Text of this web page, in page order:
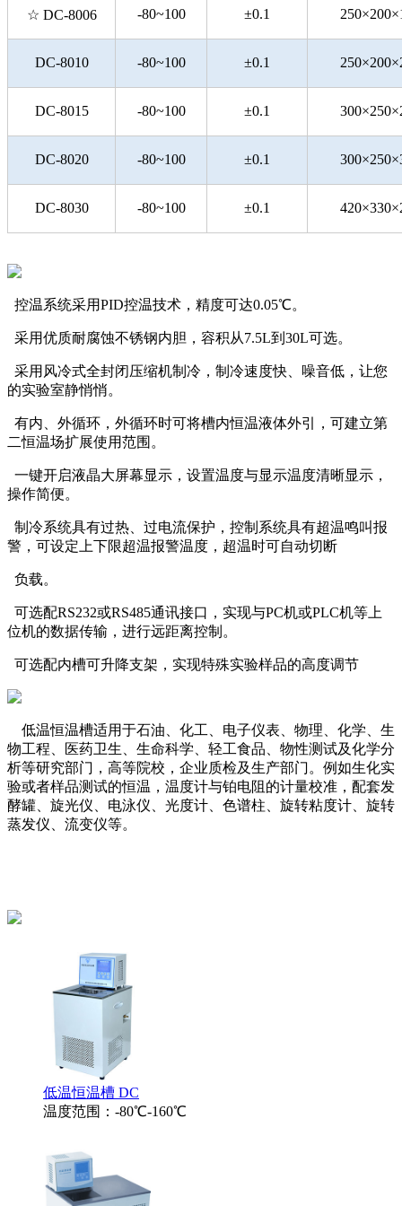
☆ DC-8006 -80~100 ±0.1
DC-8010 -80~100 ±0.1
DC-8015 -80~100 ±0.1
DC-8020 -80~100 ±0.1
DC-8030 -80~100 ±0.1
控温系统采用PID控温技术，精度可达0.05℃。
采用优质耐腐蚀不锈钢内胆，容积从7.5L到30L可选。
采用风冷式全封闭压缩机制冷，制冷速度快、噪音低，让您
的实验室静悄悄。
有内、外循环，外循环时可将槽内恒温液体外引，可建立第
二恒温场扩展使用范围。
一键开启液晶大屏幕显示，设置温度与显示温度清晰显示，
操作简便。
制冷系统具有过热、过电流保护，控制系统具有超温鸣叫报
警，可设定上下限超温报警温度，超温时可自动切断
负载。
可选配RS232或RS485通讯接口，实现与PC机或PLC机等上
位机的数据传输，进行远距离控制。
可选配内槽可升降支架，实现特殊实验样品的高度调节
低温恒温槽适用于石油、化工、电子仪表、物理、化学、生
物工程、医药卫生、生命科学、轻工食品、物性测试及化学分
析等研究部门，高等院校，企业质检及生产部门。例如生化实
验或者样品测试的恒温，温度计与铂电阻的计量校准，配套发
酵罐、旋光仪、电泳仪、光度计、色谱柱、旋转粘度计、旋转
蒸发仪、流变仪等。
低温恒温槽 DC
温度范围：-80℃-160℃